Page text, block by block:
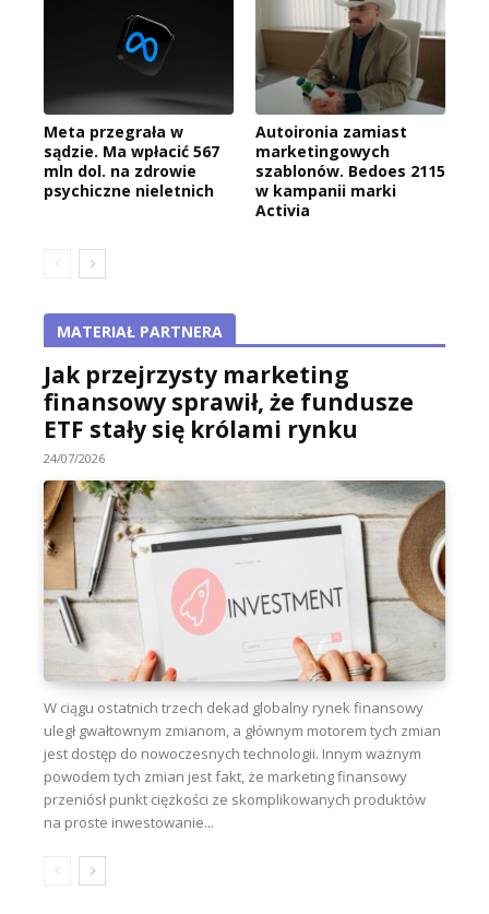
Meta przegrała w
sądzie. Ma wpłacić 567
mln dol. na zdrowie
psychiczne nieletnich
Autoironia zamiast
marketingowych
szablonów. Bedoes 2115
w kampanii marki
Activia
MATERIAŁ PARTNERA
Jak przejrzysty marketing
finansowy sprawił, że fundusze
ETF stały się królami rynku
24/07/2026
W ciągu ostatnich trzech dekad globalny rynek finansowy
uległ gwałtownym zmianom, a głównym motorem tych zmian
jest dostęp do nowoczesnych technologii. Innym ważnym
powodem tych zmian jest fakt, że marketing finansowy
przeniósł punkt ciężkości ze skomplikowanych produktów
na proste inwestowanie...